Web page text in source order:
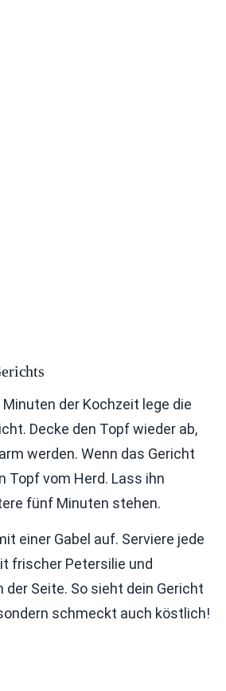
der Kochzeit lege die
Decke den Topf wieder ab,
werden. Wenn das Gericht
Topf vom Herd. Lass ihn
fünf Minuten stehen.
einer Gabel auf. Serviere jede
frischer Petersilie und
Seite. So sieht dein Gericht
schmeckt auch köstlich!